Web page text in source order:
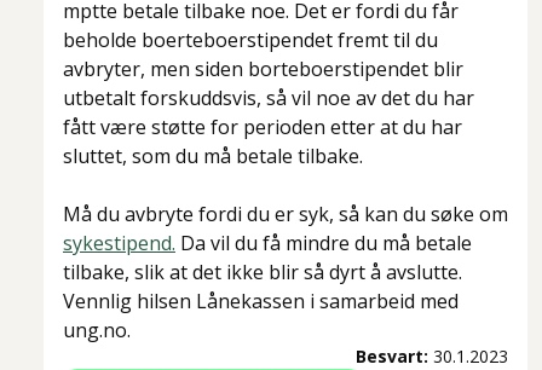
mptte betale tilbake noe. Det er fordi du får
beholde boerteboerstipendet fremt til du
avbryter, men siden borteboerstipendet blir
utbetalt forskuddsvis, så vil noe av det du har
fått være støtte for perioden etter at du har
sluttet, som du må betale tilbake.
Må du avbryte fordi du er syk, så kan du søke om
sykestipend. Da vil du få mindre du må betale
tilbake, slik at det ikke blir så dyrt å avslutte.
Vennlig hilsen Lånekassen i samarbeid med
ung.no.
Besvart: 30.1.2023